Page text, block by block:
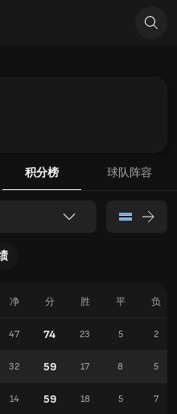
积分榜 球队阵容
净 分 胜 平 负
47 74 23 5 2
32 59 17 8 5
14 59 18 5 7